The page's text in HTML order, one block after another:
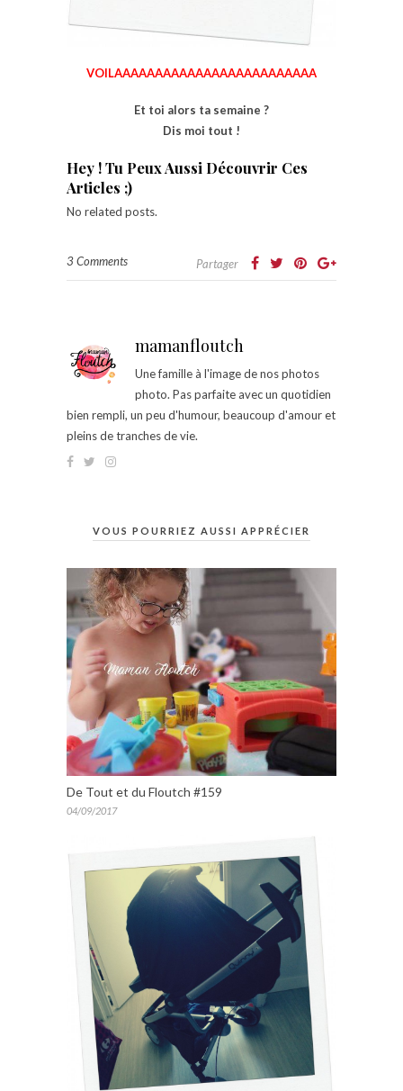
VOILAAAAAAAAAAAAAAAAAAAAAAAAA
Et toi alors ta semaine ?
Dis moi tout !
Hey ! Tu Peux Aussi Découvrir Ces
Articles ;)
No related posts.
3 Comments Partager
mamanfloutch
Une famille à l'image de nos photos
photo. Pas parfaite avec un quotidien
bien rempli, un peu d'humour, beaucoup d'amour et
pleins de tranches de vie.
VOUS POURRIEZ AUSSI APPRÉCIER
De Tout et du Floutch #159
04/09/2017